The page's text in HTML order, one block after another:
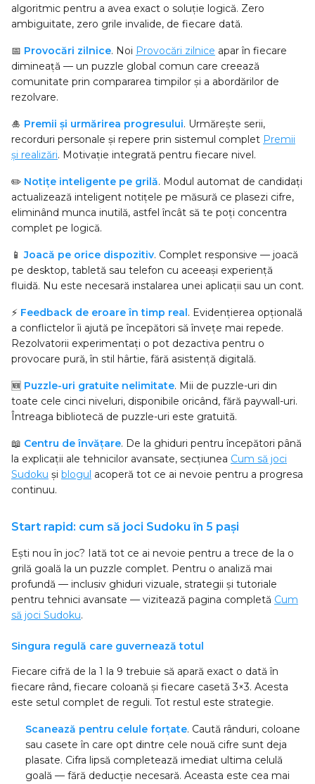
algoritmic pentru a avea exact o soluție logică. Zero
ambiguitate, zero grile invalide, de fiecare dată.
📅 Provocări zilnice. Noi Provocări zilnice apar în fiecare
dimineață — un puzzle global comun care creează
comunitate prin compararea timpilor și a abordărilor de
rezolvare.
🎍 Premii și urmărirea progresului. Urmărește serii,
recorduri personale și repere prin sistemul complet Premii
și realizări. Motivație integrată pentru fiecare nivel.
✏️ Notițe inteligente pe grilă. Modul automat de candidați
actualizează inteligent notițele pe măsură ce plasezi cifre,
eliminând munca inutilă, astfel încât să te poți concentra
complet pe logică.
📱Joacă pe orice dispozitiv. Complet responsive — joacă
pe desktop, tabletă sau telefon cu aceeași experiență
fluidă. Nu este necesară instalarea unei aplicații sau un cont.
⚡ Feedback de eroare în timp real. Evidențierea opțională
a conflictelor îi ajută pe începători să învețe mai repede.
Rezolvatorii experimentați o pot dezactiva pentru o
provocare pură, în stil hârtie, fără asistență digitală.
🆕 Puzzle-uri gratuite nelimitate. Mii de puzzle-uri din
toate cele cinci niveluri, disponibile oricând, fără paywall-uri.
Întreaga bibliotecă de puzzle-uri este gratuită.
📖 Centru de învățare. De la ghiduri pentru începători până
la explicații ale tehnicilor avansate, secțiunea Cum să joci
Sudoku și blogul acoperă tot ce ai nevoie pentru a progresa
continuu.
Start rapid: cum să joci Sudoku în 5 pași
Ești nou în joc? Iată tot ce ai nevoie pentru a trece de la o
grilă goală la un puzzle complet. Pentru o analiză mai
profundă — inclusiv ghiduri vizuale, strategii și tutoriale
pentru tehnici avansate — vizitează pagina completă Cum
să joci Sudoku.
Singura regulă care guvernează totul
Fiecare cifră de la 1 la 9 trebuie să apară exact o dată în
fiecare rând, fiecare coloană și fiecare casetă 3×3. Acesta
este setul complet de reguli. Tot restul este strategie.
Scanează pentru celule forțate. Caută rânduri, coloane
sau casete în care opt dintre cele nouă cifre sunt deja
plasate. Cifra lipsă completează imediat ultima celulă
goală — fără deducție necesară. Aceasta este cea mai